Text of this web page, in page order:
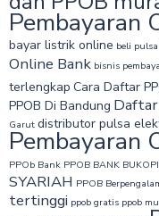
Pembayaran
bayar listrik online beli
Online Bank bisnis
terlengkap Cara Daftar
PPOB Di Bandung Daftar
Garut distributor pulsa
Pembayaran
PPOb Bank PPOB BANK
SYARIAH PPOB
tertinggi ppob gratis ppob